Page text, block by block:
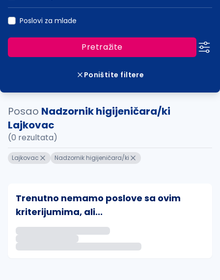
Poslovi za mlade
Pretražite
Poništite filtere
Posao Nadzornik higijeničara/ki
Lajkovac
(0 rezultata)
Lajkovac Nadzornik higijeničara/ki
Trenutno nemamo poslove sa ovim
kriterijumima, ali...